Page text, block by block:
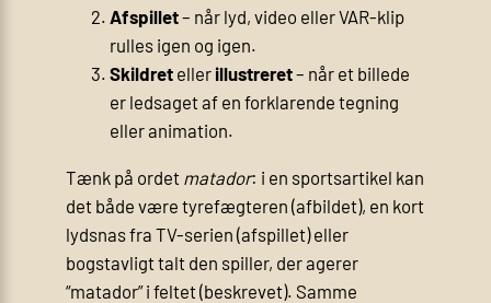
Afspillet– når lyd, video eller VAR-klip
rulles igen og igen.
Skildreteller illustreret– når et billede
er ledsaget af en forklarende tegning
eller animation.
Tænk på ordet matador: i en sportsartikel kan
det både være tyrefægteren (afbildet), en kort
lydsnas fra TV-serien (afspillet) eller
bogstavligt talt den spiller, der agerer
“matador” i feltet (beskrevet). Samme